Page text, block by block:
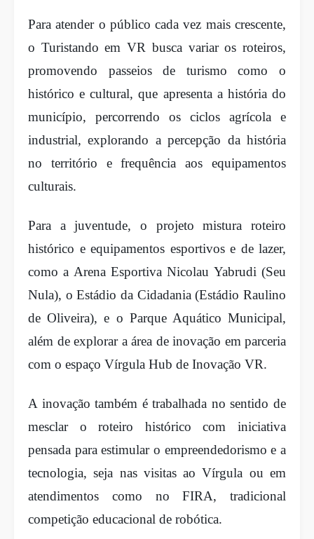
Para atender o público cada vez mais crescente,
o Turistando em VR busca variar os roteiros,
promovendo passeios de turismo como o
histórico e cultural, que apresenta a história do
município, percorrendo os ciclos agrícola e
industrial, explorando a percepção da história
no território e frequência aos equipamentos
culturais.
Para a juventude, o projeto mistura roteiro
histórico e equipamentos esportivos e de lazer,
como a Arena Esportiva Nicolau Yabrudi (Seu
Nula), o Estádio da Cidadania (Estádio Raulino
de Oliveira), e o Parque Aquático Municipal,
além de explorar a área de inovação em parceria
com o espaço Vírgula Hub de Inovação VR.
A inovação também é trabalhada no sentido de
mesclar o roteiro histórico com iniciativa
pensada para estimular o empreendedorismo e a
tecnologia, seja nas visitas ao Vírgula ou em
atendimentos como no FIRA, tradicional
competição educacional de robótica.